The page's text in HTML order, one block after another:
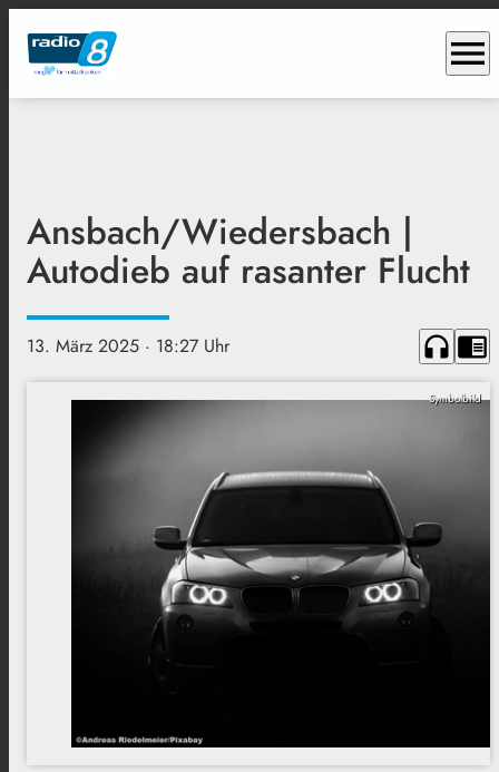
menu
Ansbach/Wiedersbach |
Autodieb auf rasanter Flucht
13. März 2025 · 18:27 Uhr headphones chrome_reader_mode
Symbolbild